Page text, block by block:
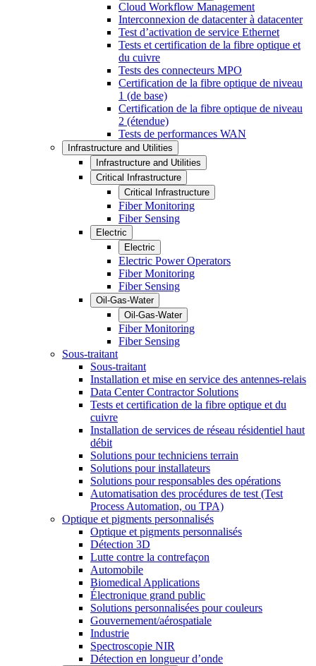
Cloud Workflow Management
Interconnexion de datacenter à datacenter
Test d’activation de service Ethernet
Tests et certification de la fibre optique et
du cuivre
Tests des connecteurs MPO
Certification de la fibre optique de niveau
1 (de base)
Certification de la fibre optique de niveau
2 (étendue)
Tests de performances WAN
Infrastructure and Utilities
Infrastructure and Utilities
Critical Infrastructure
Critical Infrastructure
Fiber Monitoring
Fiber Sensing
Electric
Electric
Electric Power Operators
Fiber Monitoring
Fiber Sensing
Oil-Gas-Water
Oil-Gas-Water
Fiber Monitoring
Fiber Sensing
Sous-traitant
Sous-traitant
Installation et mise en service des antennes-relais
Data Center Contractor Solutions
Tests et certification de la fibre optique et du
cuivre
Installation de services de réseau résidentiel haut
débit
Solutions pour techniciens terrain
Solutions pour installateurs
Solutions pour responsables des opérations
Automatisation des procédures de test (Test
Process Automation, ou TPA)
Optique et pigments personnalisés
Optique et pigments personnalisés
Détection 3D
Lutte contre la contrefaçon
Automobile
Biomedical Applications
Électronique grand public
Solutions personnalisées pour couleurs
Gouvernement/aérospatiale
Industrie
Spectroscopie NIR
Détection en longueur d’onde